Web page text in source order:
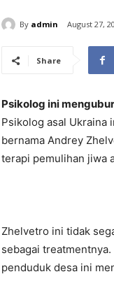
By admin August 27,
Share
Psikolog ini
Psikolog asal Ukraina
bernama Andrey
terapi pemulihan jiwa
Zhelvetro ini tidak
sebagai
penduduk desa ini